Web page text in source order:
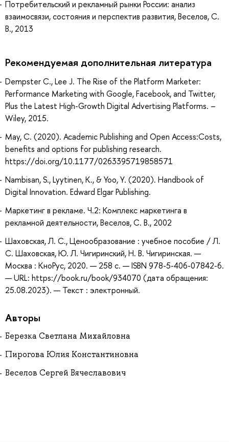
Потребительский и рекламный рынки России: анализ
взаимосвязи, состояния и перспектив развития, Веселов, С.
В., 2013
Рекомендуемая дополнительная литература
Dempster С., Lee J. The Rise of the Platform Marketer:
Performance Marketing with Google, Facebook, and Twitter,
Plus the Latest High-Growth Digital Advertising Platforms. –
Wiley, 2015.
May, C. (2020). Academic Publishing and Open Access:Costs,
benefits and options for publishing research.
https://doi.org/10.1177/0263395719858571
Nambisan, S., Lyytinen, K., & Yoo, Y. (2020). Handbook of
Digital Innovation. Edward Elgar Publishing.
Маркетинг в рекламе. Ч.2: Комплекс маркетинга в
рекламной деятельности, Веселов, С. В., 2002
Шаховская, Л. С., Ценообразование : учебное пособие / Л.
С. Шаховская, Ю. Л. Чигиринский, Н. В. Чигиринская. —
Москва : КноРус, 2020. — 258 с. — ISBN 978-5-406-07842-6.
— URL: https://book.ru/book/934070 (дата обращения:
25.08.2023). — Текст : электронный.
Авторы
Березка Светлана Михайловна
Пирогова Юлия Константиновна
Веселов Сергей Вячеславович